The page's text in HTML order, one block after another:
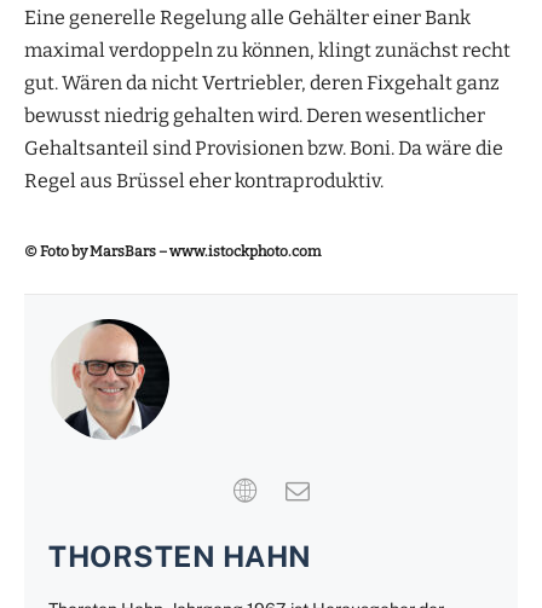
Eine generelle Regelung alle Gehälter einer Bank
maximal verdoppeln zu können, klingt zunächst recht
gut. Wären da nicht Vertriebler, deren Fixgehalt ganz
bewusst niedrig gehalten wird. Deren wesentlicher
Gehaltsanteil sind Provisionen bzw. Boni. Da wäre die
Regel aus Brüssel eher kontraproduktiv.
© Foto byMarsBars – www.istockphoto.com
THORSTEN HAHN